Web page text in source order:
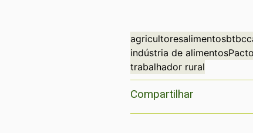
agricultoresalimentosbtbc
indústria de alimentos
trabalhador rural
Compartilhar